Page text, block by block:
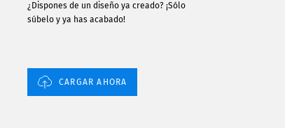
¿Dispones de un diseño ya creado? ¡Sólo
súbelo y ya has acabado!
CARGAR AHORA